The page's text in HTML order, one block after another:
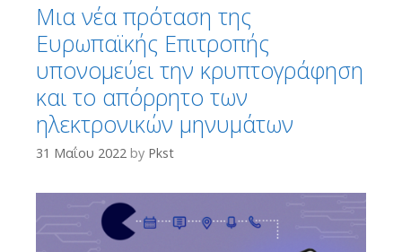
Μια νέα πρόταση της
Ευρωπαϊκής Επιτροπής
υπονομεύει την κρυπτογράφηση
και το απόρρητο των
ηλεκτρονικών μηνυμάτων
31 Μαΐου 2022 by Pkst